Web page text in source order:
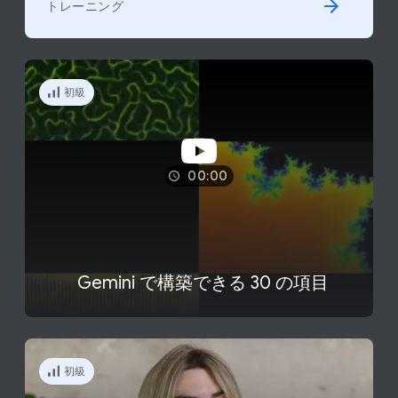
トレーニング
初級
00:00
Gemini で​構築できる 30 の​項目
初級